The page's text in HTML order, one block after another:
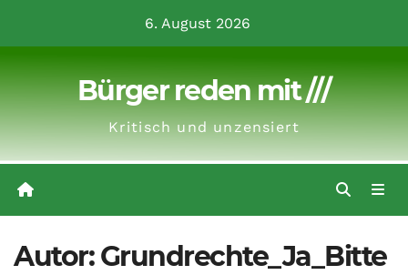
6. August 2026
Bürger reden mit ///
Kritisch und unzensiert
Autor:Grundrechte_Ja_Bitte